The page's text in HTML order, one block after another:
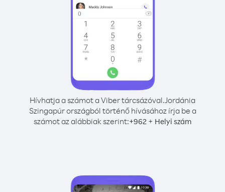
Hívhatja a számot a Viber tárcsázóval.Jordánia
Szingapúr országból történő hívásához írja be a
számot az alábbiak szerint:+962 + Helyi szám